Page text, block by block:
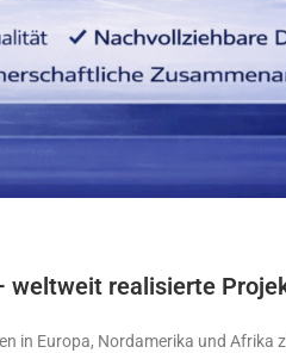
weltweit realisierte
in Europa, Nordamerika und Afrika